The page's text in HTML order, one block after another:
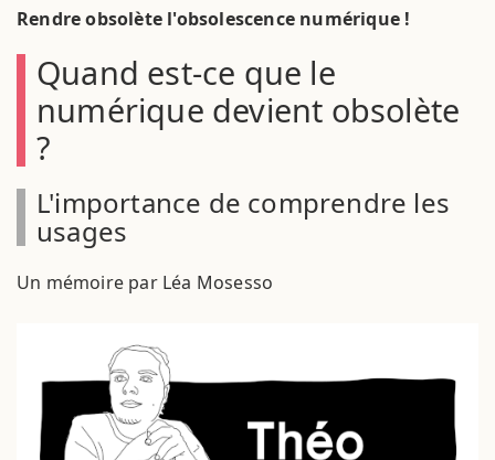
Rendre obsolète l'obsolescence numérique !
Quand est-ce que le
numérique devient obsolète
?
L'importance de comprendre les
usages
Un mémoire par Léa Mosesso